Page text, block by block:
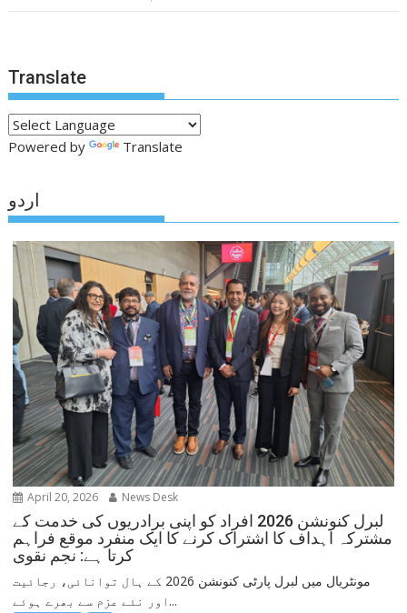
Translate
Powered by Translate
اردو
April 20, 2026 News Desk
لبرل کنونشن 2026 افراد کو اپنی برادریوں کی خدمت کے
مشترکہ اہداف کا اشتراک کرنے کا ایک منفرد موقع فراہم
کرتا ہے: نجم نقوی
مونٹریال میں لبرل پارٹی کنونشن 2026 کے ہال توانائی، رجائیت
اور نئے عزم سے بھرے ہوئے...